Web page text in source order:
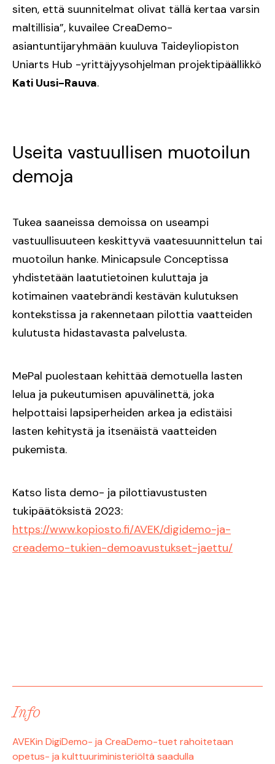
siten, että suunnitelmat olivat tällä kertaa varsin
maltillisia”, kuvailee CreaDemo-
asiantuntijaryhmään kuuluva Taideyliopiston
Uniarts Hub -yrittäjyysohjelman projektipäällikkö
Kati Uusi-Rauva.
Useita vastuullisen muotoilun
demoja
Tukea saaneissa demoissa on useampi
vastuullisuuteen keskittyvä vaatesuunnittelun tai
muotoilun hanke. Minicapsule Conceptissa
yhdistetään laatutietoinen kuluttaja ja
kotimainen vaatebrändi kestävän kulutuksen
kontekstissa ja rakennetaan pilottia vaatteiden
kulutusta hidastavasta palvelusta.
MePal puolestaan kehittää demotuella lasten
lelua ja pukeutumisen apuvälinettä, joka
helpottaisi lapsiperheiden arkea ja edistäisi
lasten kehitystä ja itsenäistä vaatteiden
pukemista.
Katso lista demo- ja pilottiavustusten
tukipäätöksistä 2023:
https://www.kopiosto.fi/AVEK/digidemo-ja-
creademo-tukien-demoavustukset-jaettu/
Info
AVEKin DigiDemo- ja CreaDemo-tuet rahoitetaan
opetus- ja kulttuuriministeriöltä saadulla